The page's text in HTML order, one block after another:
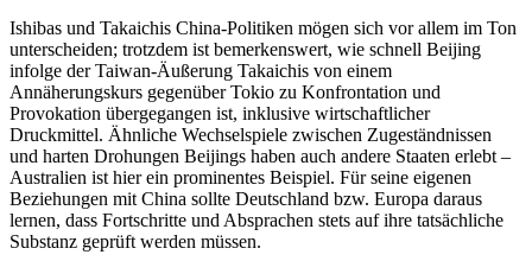
Ishibas und Takaichis China-Politiken mögen sich vor allem im Ton
unterscheiden; trotzdem ist bemerkenswert, wie schnell Beijing
infolge der Taiwan-Äuße­rung Takaichis von einem
Annäherungskurs gegen­über Tokio zu Konfrontation und
Provokation übergegangen ist, inklusive wirt­schaft­licher
Druckmittel. Ähnliche Wechsel­spiele zwi­schen Zugeständnissen
und har­ten Dro­hun­gen Beijings haben auch andere Staaten erlebt –
Australien ist hier ein pro­minentes Beispiel. Für seine eigenen
Bezie­hungen mit China sollte Deutschland bzw. Europa daraus
lernen, dass Fortschritte und Ab­spra­chen stets auf ihre tat­sächliche
Sub­stanz geprüft werden müssen.